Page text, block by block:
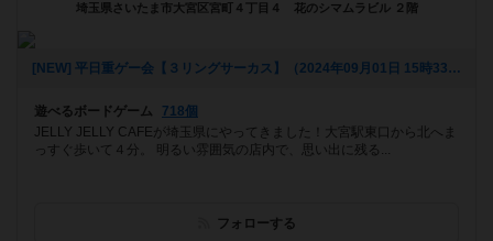
埼玉県さいたま市大宮区宮町４丁目４ 花のシマムラビル ２階
[NEW] 平日重ゲー会【３リングサーカス】（2024年09月01日 15時33分）
遊べるボードゲーム
718個
JELLY JELLY CAFEが埼玉県にやってきました！大宮駅東口から北へま
っすぐ歩いて４分。 明るい雰囲気の店内で、思い出に残る...
フォローする